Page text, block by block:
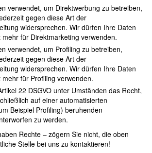
verwendet, um Direktwerbung zu betreiben,
gegen diese Art der
widersprechen. Wir dürfen Ihre Daten
für Direktmarketing verwenden.
verwendet, um Profiling zu betreiben,
gegen diese Art der
widersprechen. Wir dürfen Ihre Daten
für Profiling verwenden.
22 DSGVO unter Umständen das Recht,
auf einer automatisierten
Beispiel Profiling) beruhenden
zu werden.
Rechte – zögern Sie nicht, die oben
Stelle bei uns zu kontaktieren!